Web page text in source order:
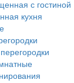
с гостиной
кухня